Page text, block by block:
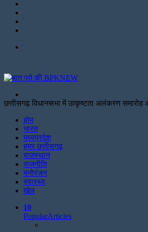
for
छत्तीसगढ़ विधानसभा में उत्कृष्टता अलंकरण समारोह
होम
भारत
मध्यप्रदेश
हमर छत्तीसगढ़
राजस्थान
राजनीति
मनोरंजन
स्वास्थ्य
खेल
10
PopularArticles